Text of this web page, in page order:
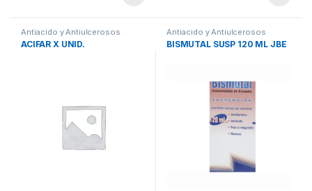
Antiacido y Antiulcerosos
ACIFAR X UNID.
Antiacido y Antiulcerosos
BISMUTAL SUSP 120 ML JBE